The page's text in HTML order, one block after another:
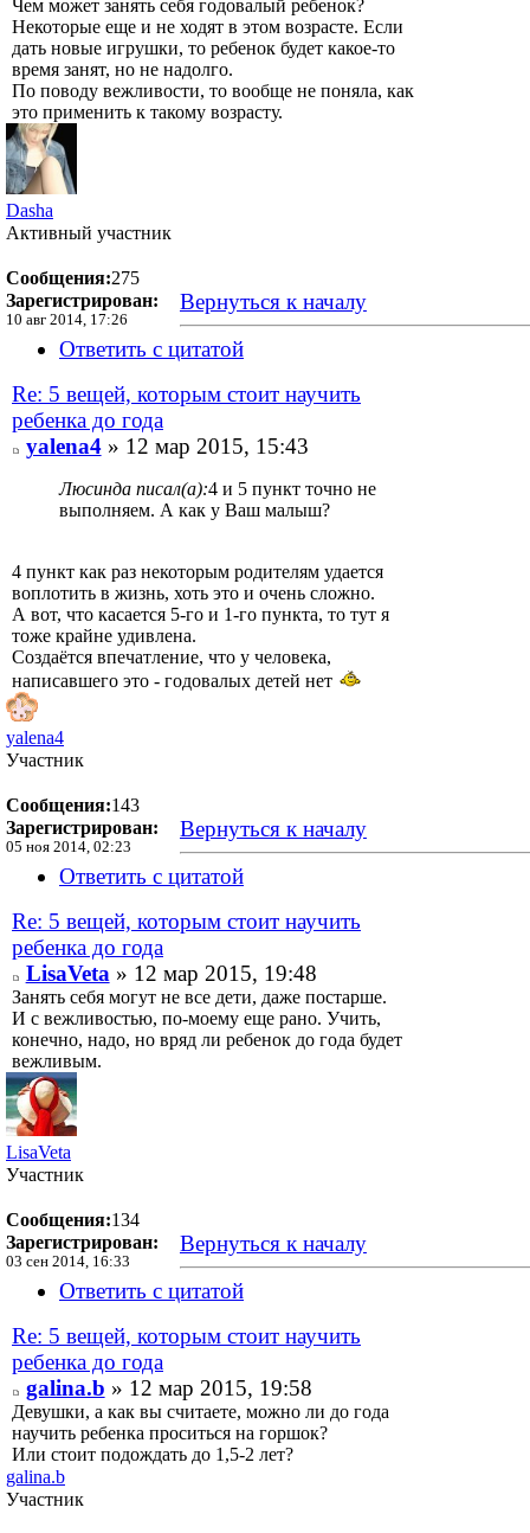
Чем может занять себя годовалый ребенок?
Некоторые еще и не ходят в этом возрасте. Если
дать новые игрушки, то ребенок будет какое-то
время занят, но не надолго.
По поводу вежливости, то вообще не поняла, как
это применить к такому возрасту.
Dasha
Активный участник
Сообщения:275
Зарегистрирован:
10 авг 2014, 17:26
Вернуться к началу
Ответить с цитатой
Re: 5 вещей, которым стоит научить
ребенка до года
yalena4» 12 мар 2015, 15:43
Люсинда писал(а):4 и 5 пункт точно не
выполняем. А как у Ваш малыш?
4 пункт как раз некоторым родителям удается
воплотить в жизнь, хоть это и очень сложно.
А вот, что касается 5-го и 1-го пункта, то тут я
тоже крайне удивлена.
Создаётся впечатление, что у человека,
написавшего это - годовалых детей нет
yalena4
Участник
Сообщения:143
Зарегистрирован:
05 ноя 2014, 02:23
Вернуться к началу
Ответить с цитатой
Re: 5 вещей, которым стоит научить
ребенка до года
LisaVeta» 12 мар 2015, 19:48
Занять себя могут не все дети, даже постарше.
И с вежливостью, по-моему еще рано. Учить,
конечно, надо, но вряд ли ребенок до года будет
вежливым.
LisaVeta
Участник
Сообщения:134
Зарегистрирован:
03 сен 2014, 16:33
Вернуться к началу
Ответить с цитатой
Re: 5 вещей, которым стоит научить
ребенка до года
galina.b » 12 мар 2015, 19:58
Девушки, а как вы считаете, можно ли до года
научить ребенка проситься на горшок?
Или стоит подождать до 1,5-2 лет?
galina.b
Участник